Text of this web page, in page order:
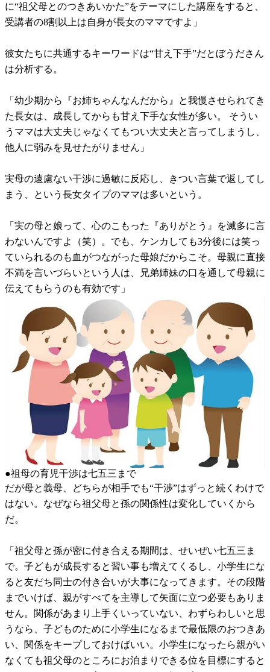
に“祖父母とのつきあいかた”をテーマにした講座をすると、
受講者の8割以上は自身が長女のママですよ」
彼女たちに共通するキーワードは“甘え下手”だとぼうださん
は分析する。
「幼少期から『お姉ちゃんなんだから』と我慢させられてき
た長女は、成長してからも甘え下手な女性が多い。 そうい
うママは大丈夫じゃなくてもつい大丈夫と言ってしまうし、
他人に弱みを見せたがりません」
実母の遠慮ない干渉に過敏に反応し、きつい言葉で返してし
まう、という長女タイプのママは多いという。
「実の母と娘って、心のこもった『ありがとう』を滅多に言
わないんですよ（笑）。でも、ケンカしても3分後には笑っ
ていられるのも血がつながった母娘だからこそ。母親に直接
不満を言いづらいという人は、兄弟姉妹の口を通して母親に
伝えてもらうのも有効です」
●祖母の育児干渉は七五三まで
だが母と義母、どちらが相手でも“干渉”はずっと続くわけで
はない。なぜなら祖父母と孫の関係性は変化していくから
だ。
「祖父母と孫が密に付き合える期間は、せいぜい七五三ま
で。子どもが成長すると習い事も増えてくるし、小学生にな
ると友だち同士の付き合いが大事になってきます。その段階
までいけば、親がすべてを主導して矢面に立つ必要もありま
せん。関係があまり上手くいっていない、わずらわしいと思
うなら、子どものために小学生になるまで最低限のおつきあ
い、関係をキープしておけばいい。小学生になったら親がい
なくても祖父母のところにお泊まりできる位を目標にすると